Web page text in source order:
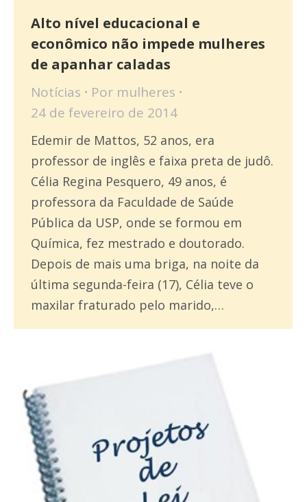
Alto nível educacional e
econômico não impede mulheres
de apanhar caladas
Notícias Por mulheres
24 de fevereiro de 2014
Edemir de Mattos, 52 anos, era
professor de inglês e faixa preta de judô.
Célia Regina Pesquero, 49 anos, é
professora da Faculdade de Saúde
Pública da USP, onde se formou em
Química, fez mestrado e doutorado.
Depois de mais uma briga, na noite da
última segunda-feira (17), Célia teve o
maxilar fraturado pelo marido,…